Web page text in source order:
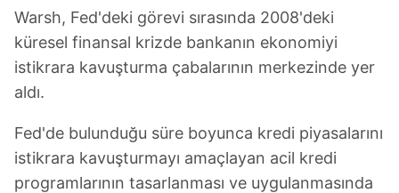
Warsh, Fed'deki görevi sırasında 2008'deki
küresel finansal krizde bankanın ekonomiyi
istikrara kavuşturma çabalarının merkezinde yer
aldı.
Fed'de bulunduğu süre boyunca kredi piyasalarını
istikrara kavuşturmayı amaçlayan acil kredi
programlarının tasarlanması ve uygulanmasında